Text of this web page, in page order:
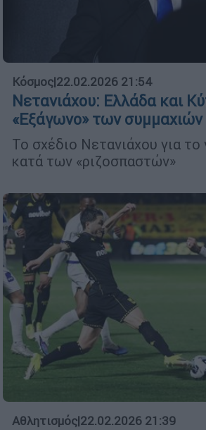
Κόσμος|22.02.2026 21:54
Νετανιάχου: Ελλάδα και
«Εξάγωνο» των συμμαχιών
Το σχέδιο Νετανιάχου για
κατά των «ριζοσπαστών»
Αθλητισμός|22.02.2026 21:39